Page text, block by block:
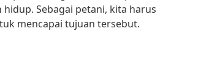
Sebagai petani, kita harus
mencapai tujuan tersebut.